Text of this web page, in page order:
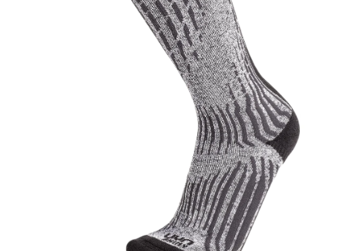
Doprava a platba
Blog